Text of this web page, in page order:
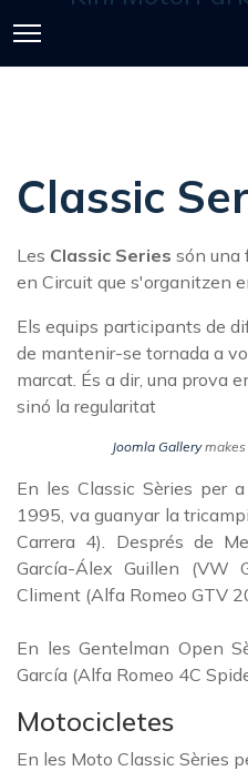
Classic
Les Classic Series són una
en Circuit que s'organitzen
Els equips participants de
de mantenir-se tornada a
marcat. És a dir, una prova
sinó la regularitat
Joomla Gallerymakes
En les Classic Sèries per
1995, va guanyar la
Carrera 4). Després de
García-Álex Guillen (VW
Climent (Alfa Romeo GTV
En les Gentelman Open
García (Alfa Romeo 4C
Motocicletes
En les Moto Classic Sèries